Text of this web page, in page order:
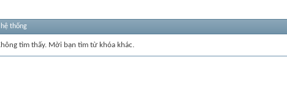
thống
tìm thấy. Mời bạn tìm từ khóa khác.